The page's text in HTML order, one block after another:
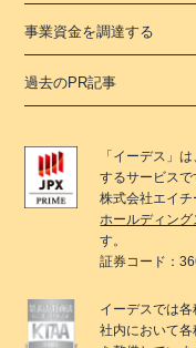
事業資金を調達する
過去のPR記事
「 イーデス 」
するサービスで
株式会社エイ
ホールディング
す。
証券コード：
イーデスでは各
社内において